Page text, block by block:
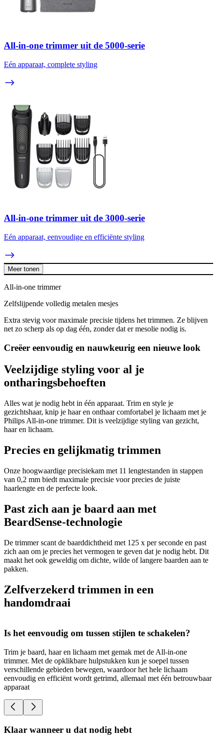
All-in-one trimmer uit de 5000-serie
Eén apparaat, complete styling
All-in-one trimmer uit de 3000-serie
Eén apparaat, eenvoudige en efficiënte styling
Meer tonen
All-in-one trimmer
Zelfslijpende volledig metalen mesjes
Extra stevig voor maximale precisie tijdens het trimmen. Ze blijven
net zo scherp als op dag één, zonder dat er mesolie nodig is.
Creëer eenvoudig en nauwkeurig een nieuwe look
Veelzijdige styling voor al je
ontharingsbehoeften
Alles wat je nodig hebt in één apparaat. Trim en style je
gezichtshaar, knip je haar en onthaar comfortabel je lichaam met je
Philips All-in-one trimmer. Dit is veelzijdige styling van gezicht,
haar en lichaam.
Precies en gelijkmatig trimmen
Onze hoogwaardige precisiekam met 11 lengtestanden in stappen
van 0,2 mm biedt maximale precisie voor precies de juiste
haarlengte en de perfecte look.
Past zich aan je baard aan met
BeardSense-technologie
De trimmer scant de baarddichtheid met 125 x per seconde en past
zich aan om je precies het vermogen te geven dat je nodig hebt. Dit
maakt het ook geweldig om dichte, wilde of langere baarden aan te
pakken.
Zelfverzekerd trimmen in een
handomdraai
Is het eenvoudig om tussen stijlen te schakelen?
Trim je baard, haar en lichaam met gemak met de All-in-one
trimmer. Met de opklikbare hulpstukken kun je soepel tussen
verschillende gebieden bewegen, waardoor het hele lichaam
eenvoudig en efficiënt wordt getrimd, allemaal met één betrouwbaar
apparaat
Klaar wanneer u dat nodig hebt